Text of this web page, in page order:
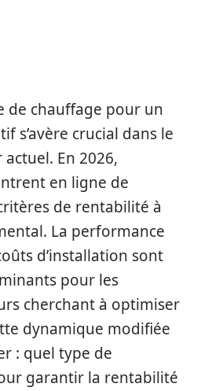
de chauffage pour un
s’avère crucial dans le
En 2026,
en ligne de
de rentabilité à
La performance
d’installation sont
pour les
cherchant à optimiser
dynamique modifiée
: quel type de
garantir la rentabilité